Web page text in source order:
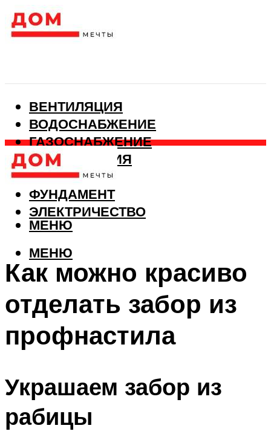
ВЕНТИЛЯЦИЯ
ВОДОСНАБЖЕНИЕ
ГАЗОСНАБЖЕНИЕ
КАНАЛИЗАЦИЯ
ОТОПЛЕНИЕ
ФУНДАМЕНТ
ЭЛЕКТРИЧЕСТВО
МЕНЮ
МЕНЮ
Как можно красиво
отделать забор из
профнастила
Украшаем забор из
рабицы